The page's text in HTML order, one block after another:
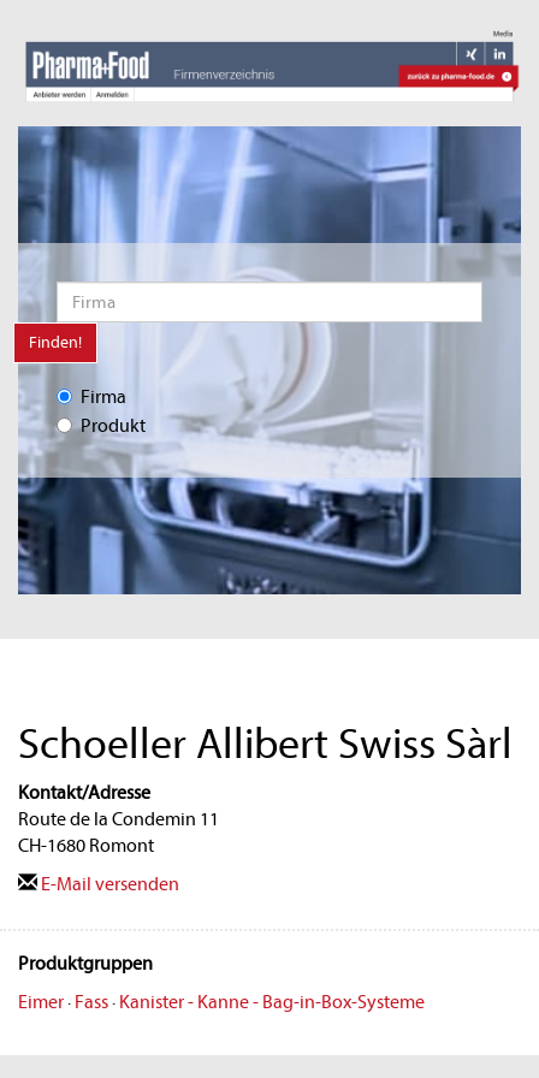
Finden!
Firma
Produkt
Schoeller Allibert Swiss Sàrl
Kontakt/Adresse
Route de la Condemin 11
CH-1680 Romont
E-Mail versenden
Produktgruppen
Eimer· Fass· Kanister - Kanne - Bag-in-Box-Systeme